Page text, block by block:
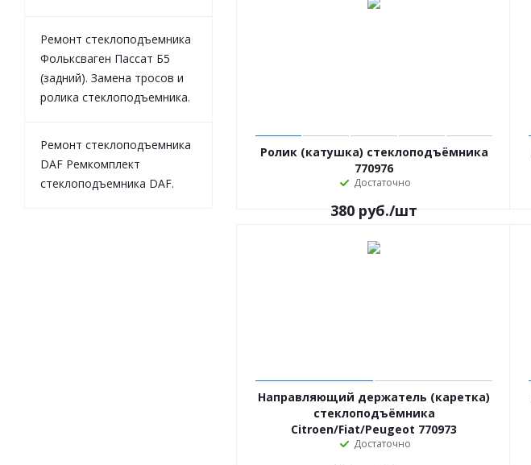
Ремонт стеклоподъемника
Фольксваген Пассат Б5
(задний). Замена тросов и
ролика стеклоподъемника.
Ремонт стеклоподъемника
DAF Ремкомплект
стеклоподъемника DAF.
Ролик (катушка) стеклоподъёмника
770976
Достаточно
380 руб./шт
Направляющий держатель (каретка)
стеклоподъёмника
Citroen/Fiat/Peugeot 770973
Достаточно